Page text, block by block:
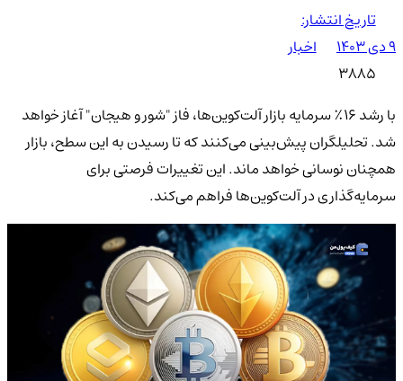
تاریخ انتشار:
اخبار
3885
با رشد ۱۶٪ سرمایه بازار آلت‌کوین‌ها، فاز "شور و هیجان" آغاز خواهد
شد. تحلیلگران پیش‌بینی می‌کنند که تا رسیدن به این سطح، بازار
همچنان نوسانی خواهد ماند. این تغییرات فرصتی برای
سرمایه‌گذاری در آلت‌کوین‌ها فراهم می‌کند.